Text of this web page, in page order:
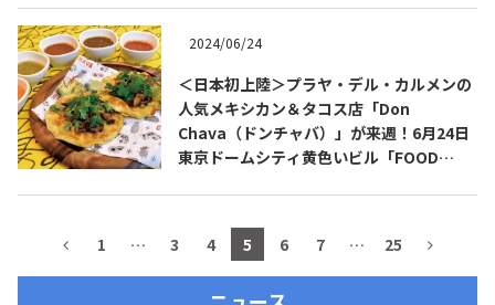
COPYRIGHT © JUAST All rights reserved.
2024/06/24
＜日本初上陸＞プラヤ・デル・カルメンの
人気メキシカン＆タコス店「Don
Chava（ドンチャバ）」が来週！6月24日
東京ドームシティ黄色いビル「FOOD
1 … 3 4 5 6 7 … 25